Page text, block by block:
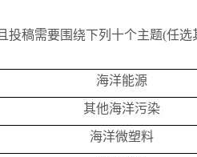
稿需要围绕下列十个主题(任选
海洋能源
其他海洋污染
海洋微塑料